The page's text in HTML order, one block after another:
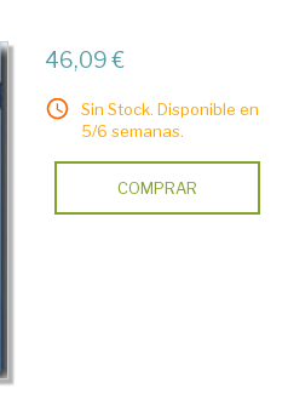
46,09 €
Sin Stock. Disponible en
5/6 semanas.
COMPRAR